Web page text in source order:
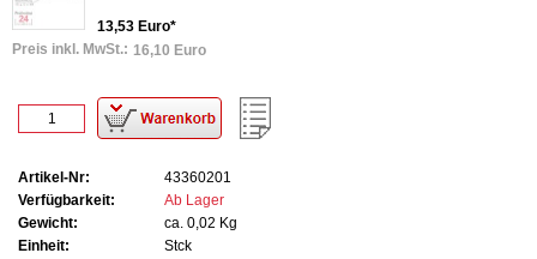
13,53 Euro*
Preis inkl. MwSt.: 16,10 Euro
Artikel-Nr:
43360201
Verfügbarkeit:
Ab Lager
Gewicht:
ca. 0,02 Kg
Einheit:
Stck